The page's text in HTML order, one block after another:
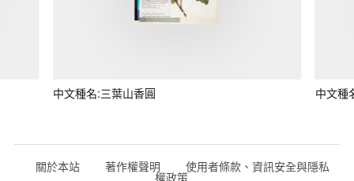
中文種名:三葉山香圓 中文種
關於本站 著作權聲明 使用者條款、資訊安全與隱私
權政策